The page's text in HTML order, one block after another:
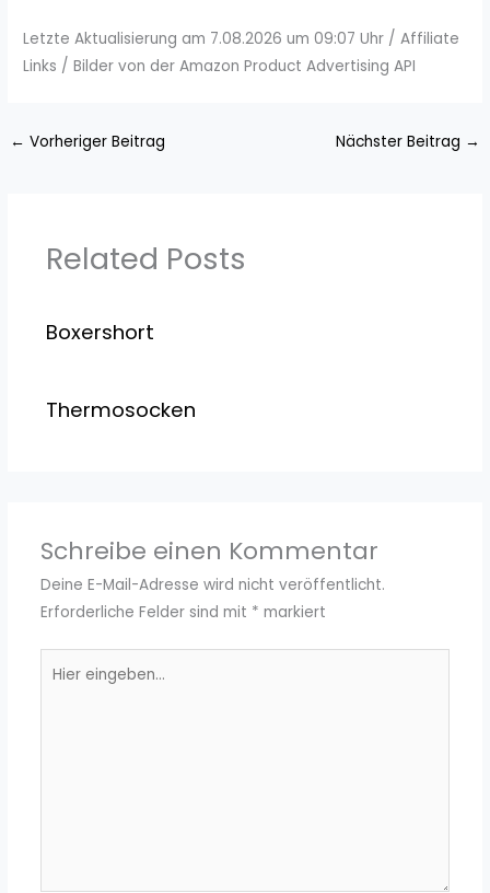
Letzte Aktualisierung am 7.08.2026 um 09:07 Uhr / Affiliate
Links / Bilder von der Amazon Product Advertising API
← Vorheriger Beitrag Nächster Beitrag →
Related Posts
Boxershort
Thermosocken
Schreibe einen Kommentar
Deine E-Mail-Adresse wird nicht veröffentlicht.
Erforderliche Felder sind mit * markiert
eingeben…